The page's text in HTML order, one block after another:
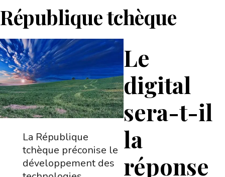
République tchèque
Le
digital
sera-t-il
la
réponse
La République
tchèque préconise le
développement des